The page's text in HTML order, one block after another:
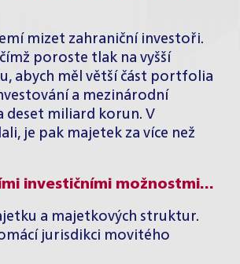
mizet zahraniční investoři.
poroste tlak na vyšší
abych měl větší část portfolia
a mezinárodní
deset miliard korun. V
je pak majetek za více než
investičními možnostmi…
a majetkových struktur.
jurisdikci movitého